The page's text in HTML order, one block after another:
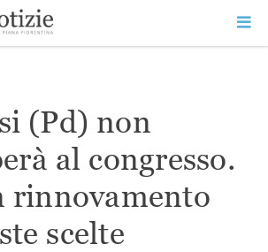
(Pd) non
al congresso.
rinnovamento
scelte